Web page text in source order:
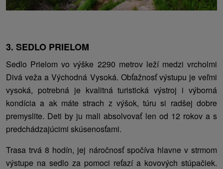
3. SEDLO PRIELOM
Sedlo Prielom vo výške 2290 metrov leží medzi vrcholmi
Divá veža a Východná Vysoká. Obťažnosť výstupu je veľmi
vysoká, potrebná je kvalitná turistická výstroj i výborná
kondícia a ak máte strach z výšok, túru si radšej dobre
premyslite. Deti by ju mali absolvovať len od 12 rokov a s
predchádzajúcimi skúsenosťami.
Trasa trvá 8 hodín, jej náročnosť spočíva hlavne v strmom
výstupe na sedlo za pomoci reťazí a kovových stúpačiek.